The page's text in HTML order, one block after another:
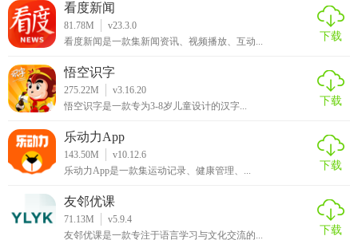
看度新闻
81.78M
v23.3.0
看度新闻是一款集新闻资讯、视频播放、互动...
下载
悟空识字
275.22M
v3.16.20
悟空识字是一款专为3-8岁儿童设计的汉字...
下载
乐动力App
143.50M
v10.12.6
乐动力App是一款集运动记录、健康管理、...
下载
友邻优课
71.13M
v5.9.4
友邻优课是一款专注于语言学习与文化交流的...
下载